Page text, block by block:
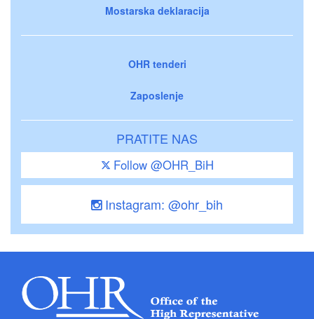
Mostarska deklaracija
OHR tenderi
Zaposlenje
PRATITE NAS
Follow @OHR_BiH
Instagram: @ohr_bih